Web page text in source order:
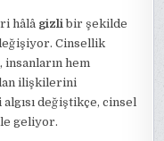
hâlâ gizlibir şekilde
Cinsellik
insanların hem
ilişkilerini
değiştikçe, cinsel
geliyor.